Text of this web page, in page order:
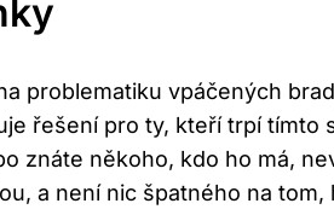
problematiku vpáčených
řešení pro ty, kteří trpí
znáte někoho, kdo ho má,
a není nic špatného na